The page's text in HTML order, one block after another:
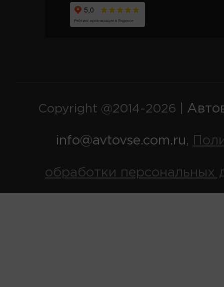
Copyright @2014-2026 |
info@avtovse.com.ru,
обработки персональных